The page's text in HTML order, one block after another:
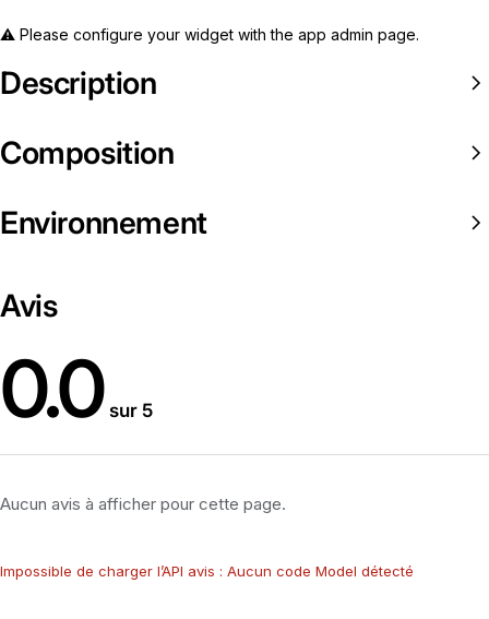
⚠️ Please configure your widget with the app admin page.
Description
Composition
Environnement
Avis
0.0 sur 5
Aucun avis à afficher pour cette page.
Impossible de charger l’API avis : Aucun code Model détecté